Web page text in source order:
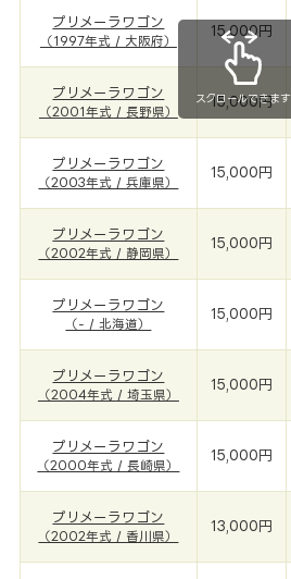
プリメーラワゴン
（1997年式 / 大阪府）
15,000円
プリメーラワゴン
（2001年式 / 長野県）
15,000円
プリメーラワゴン
（2003年式 / 兵庫県）
15,000円
プリメーラワゴン
（2002年式 / 静岡県）
15,000円
プリメーラワゴン
（- / 北海道）
15,000円
プリメーラワゴン
（2004年式 / 埼玉県）
15,000円
プリメーラワゴン
（2000年式 / 長崎県）
15,000円
プリメーラワゴン
（2002年式 / 香川県）
13,000円
スクロールできます